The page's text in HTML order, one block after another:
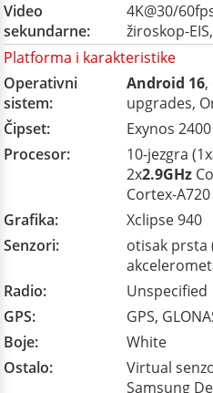
Video
sekundarne:
4K@30/
žiroskop-
Platforma i karakteristike
Operativni
sistem:
Android 16
upgrades,
Čipset:
Exynos
Procesor:
10-jezgra (1x
2x2.9GHz
Cortex-
Grafika:
Xclipse 940
Senzori:
otisak prsta
Radio:
Unspecified
GPS:
GPS,
Boje:
White
Ostalo:
Virtual
Samsung